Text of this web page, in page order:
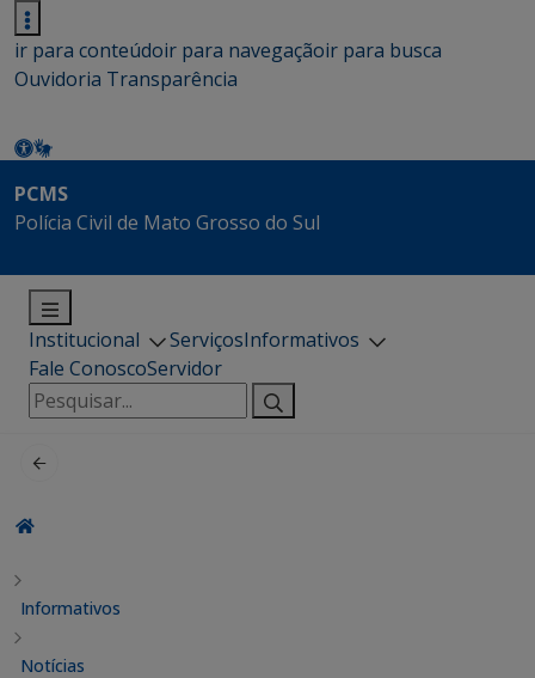
ir para conteúdoir para navegaçãoir para busca
Ouvidoria Transparência
PCMS
Polícia Civil de Mato Grosso do Sul
Institucional ServiçosInformativos
Fale ConoscoServidor
Pesquisar
por:
Informativos
Notícias